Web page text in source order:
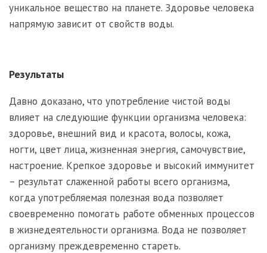
уникальное вещество на планете. Здоровье человека
напрямую зависит от свойств воды.
Результаты
Давно доказано, что употребление чистой воды
влияет на следующие функции организма человека:
здоровье, внешний вид и красота, волосы, кожа,
ногти, цвет лица, жизненная энергия, самочувствие,
настроение. Крепкое здоровье и высокий иммунитет
– результат слаженной работы всего организма,
когда употребляемая полезная вода позволяет
своевременно помогать работе обменных процессов
в жизнедеятельности организма. Вода не позволяет
организму преждевременно стареть.